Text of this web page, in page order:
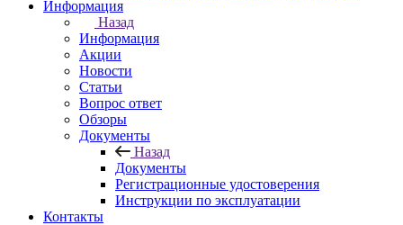
Информация
Назад
Информация
Акции
Новости
Статьи
Вопрос ответ
Обзоры
Документы
Назад
Документы
Регистрационные удостоверения
Инструкции по эксплуатации
Контакты